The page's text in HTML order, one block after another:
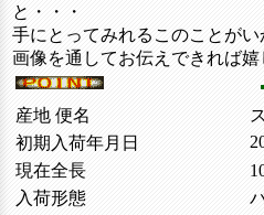
と・・・
手にとってみれるこのことが
画像を通してお伝えできれば嬉
産地 便名
初期入荷年月日
現在全長
入荷形態